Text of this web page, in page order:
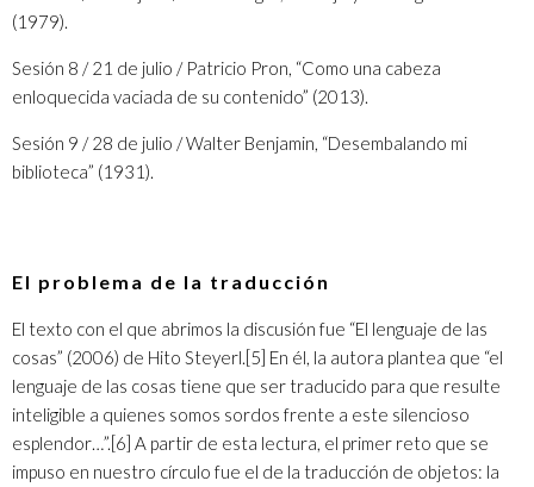
(1979).
Sesión 8 / 21 de julio / Patricio Pron, “Como una cabeza
enloquecida vaciada de su contenido” (2013).
Sesión 9 / 28 de julio / Walter Benjamin, “Desembalando mi
biblioteca” (1931).
El problema de la traducción
El texto con el que abrimos la discusión fue “El lenguaje de las
cosas” (2006) de Hito Steyerl.[5] En él, la autora plantea que “el
lenguaje de las cosas tiene que ser traducido para que resulte
inteligible a quienes somos sordos frente a este silencioso
esplendor…”.[6] A partir de esta lectura, el primer reto que se
impuso en nuestro círculo fue el de la traducción de objetos: la